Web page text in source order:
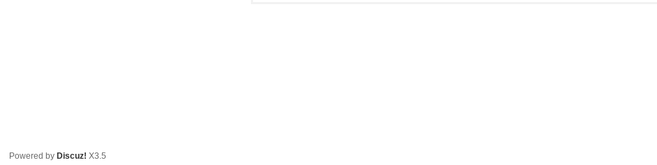
Powered by Discuz! X3.5